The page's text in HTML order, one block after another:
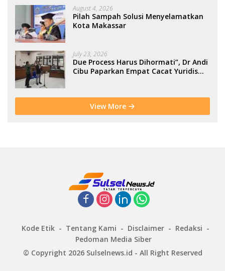
August 4, 2026
Pilah Sampah Solusi Menyelamatkan
Kota Makassar
July 23, 2026
Due Process Harus Dihormati”, Dr Andi
Cibu Paparkan Empat Cacat Yuridis
View More
Kode Etik Tentang Kami Disclaimer
Redaksi
Pedoman Media Siber
© Copyright 2026 Sulselnews.id - All Right Reserved